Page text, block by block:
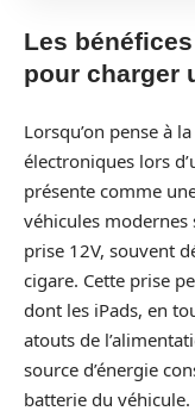
Les
pour charger
Lorsqu’on pense à
électroniques lors
présente comme
véhicules modernes
prise 12V, souvent
cigare. Cette prise
dont les iPads, en
atouts de
source d’énergie
batterie du véhicule.